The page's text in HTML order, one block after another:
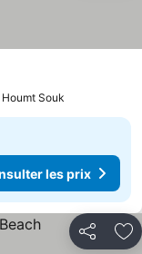
Souk
les prix
Partager